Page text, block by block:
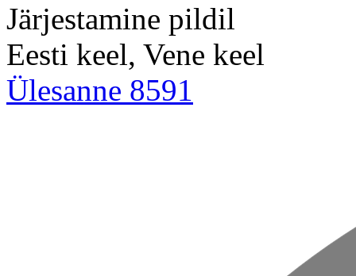
Järjestamine pildil
Eesti keel, Vene keel
Ülesanne 8591